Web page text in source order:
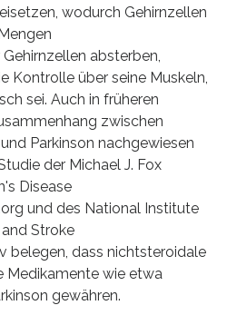
wodurch Gehirnzellen
absterben,
Kontrolle über seine Muskeln,
sei. Auch in früheren
zwischen
Parkinson nachgewiesen
der Michael J. Fox
Disease
und des National Institute
Stroke
belegen, dass nichtsteroidale
wie etwa
gewähren.